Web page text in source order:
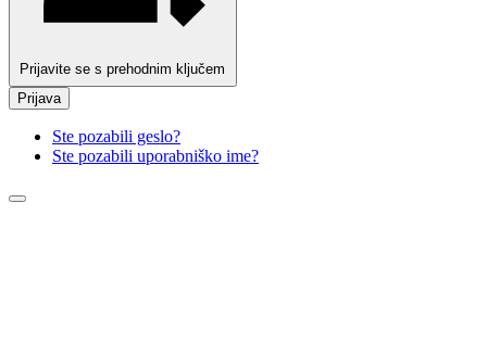
Prijavite se s prehodnim ključem
Prijava
Ste pozabili geslo?
Ste pozabili uporabniško ime?